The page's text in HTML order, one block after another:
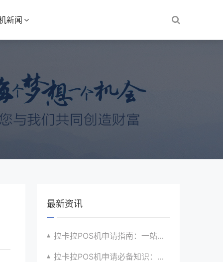
新闻
最新资讯
拉卡拉POS机申请指南：一站式解决商户支付升级、智能化与创新需求
拉卡拉POS机申请必备知识：全面了解政策、市场、技术与创新趋势